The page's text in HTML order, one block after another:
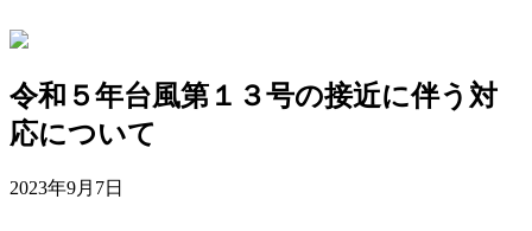
令和５年台風第１３号の接近に伴う対
応について
2023年9月7日